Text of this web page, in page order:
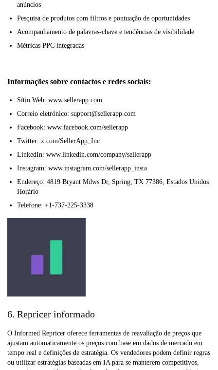
anúncios
Pesquisa de produtos com filtros e pontuação de oportunidades
Acompanhamento de palavras-chave e tendências de visibilidade
Métricas PPC integradas
Informações sobre contactos e redes sociais:
Sítio Web: www.sellerapp.com
Correio eletrónico: support@sellerapp.com
Facebook: www.facebook.com/sellerapp
Twitter: x.com/SellerApp_Inc
LinkedIn: www.linkedin.com/company/sellerapp
Instagram: www.instagram.com/sellerapp_insta
Endereço: 4819 Bryant Mdws Dr, Spring, TX 77386, Estados Unidos
Horário
Telefone: +1-737-225-3338
6. Repricer informado
O Informed Repricer oferece ferramentas de reavaliação de preços que
ajustam automaticamente os preços com base em dados de mercado em
tempo real e definições de estratégia. Os vendedores podem definir regras
ou utilizar estratégias baseadas em IA para se manterem competitivos,